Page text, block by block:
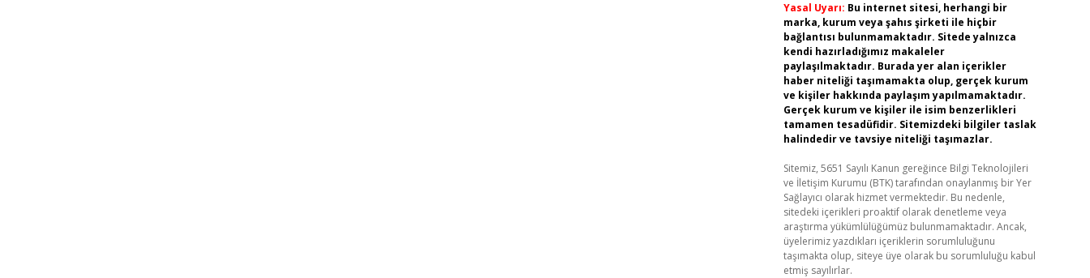
Yasal Uyarı: Bu internet sitesi, herhangi bir
marka, kurum veya şahıs şirketi ile hiçbir
bağlantısı bulunmamaktadır. Sitede yalnızca
kendi hazırladığımız makaleler
paylaşılmaktadır. Burada yer alan içerikler
haber niteliği taşımamakta olup, gerçek kurum
ve kişiler hakkında paylaşım yapılmamaktadır.
Gerçek kurum ve kişiler ile isim benzerlikleri
tamamen tesadüfidir. Sitemizdeki bilgiler taslak
halindedir ve tavsiye niteliği taşımazlar.
Sitemiz, 5651 Sayılı Kanun gereğince Bilgi Teknolojileri
ve İletişim Kurumu (BTK) tarafından onaylanmış bir Yer
Sağlayıcı olarak hizmet vermektedir. Bu nedenle,
sitedeki içerikleri proaktif olarak denetleme veya
araştırma yükümlülüğümüz bulunmamaktadır. Ancak,
üyelerimiz yazdıkları içeriklerin sorumluluğunu
taşımakta olup, siteye üye olarak bu sorumluluğu kabul
etmiş sayılırlar.